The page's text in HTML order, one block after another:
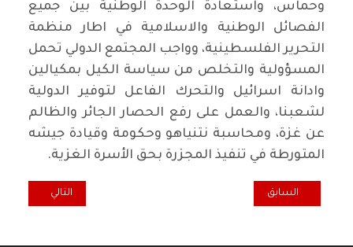
وحماس، واستعادة الوحدة الوطنية بين جميع
الفصائل الوطنية والاسلامية في اطار منظمة
التحرير الفلسطينية، وواجب المجتمع الدولي تحمل
المسؤولية والتخلص من سياسة الكيل بمكيالين
وادانة اسرائيل والتحرك الفاعل لتوفير الدولية
لشعبنا، والعمل على رفع الحصار الجائر والظالم
عن غزة، ومحاسبة نتنياهو وحكومة وقيادة جيشه
المتورطة في تنفيذ المجزرة بحق الأسرة الغزية.
المقال السابق: الاعتراف الناقص لهادي العامري
السابق المقال التالي:
التالي